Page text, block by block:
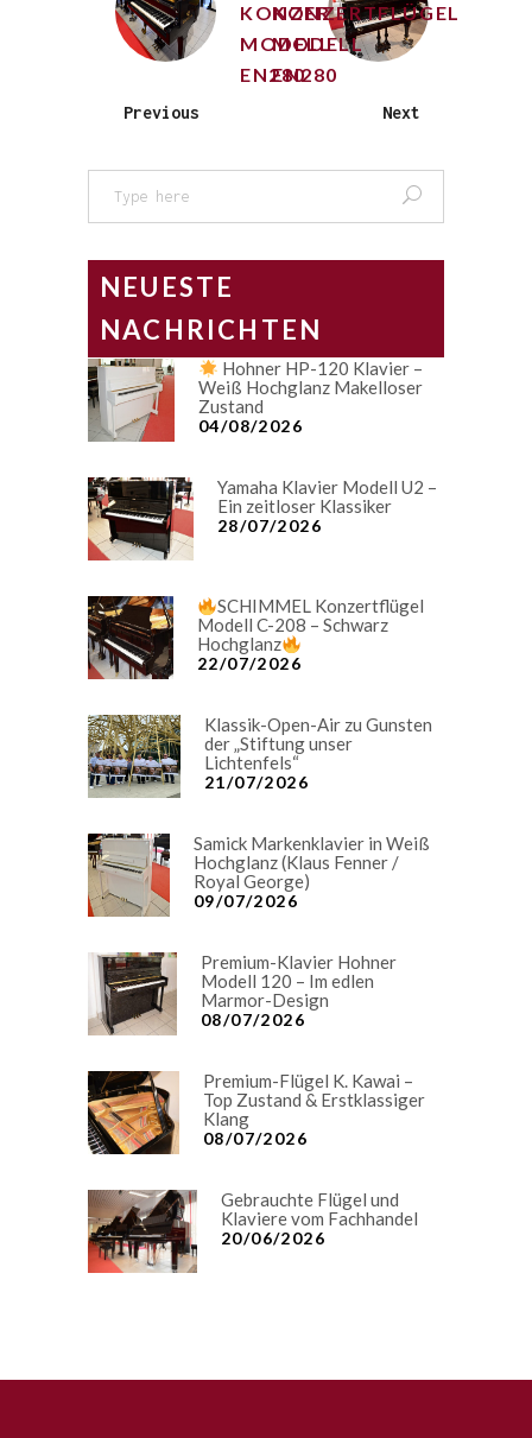
KONZERTFLÜGEL
MODELL
EN280
Previous
KONZERTFLÜGEL
MODELL
EN280
Next
NEUESTE
NACHRICHTEN
Hohner HP-120 Klavier –
Weiß Hochglanz Makelloser
Zustand
04/08/2026
Yamaha Klavier Modell U2 –
Ein zeitloser Klassiker
28/07/2026
SCHIMMEL Konzertflügel
Modell C-208 – Schwarz
Hochglanz
22/07/2026
Klassik-Open-Air zu Gunsten
der „Stiftung unser
Lichtenfels“
21/07/2026
Samick Markenklavier in Weiß
Hochglanz (Klaus Fenner /
Royal George)
09/07/2026
Premium-Klavier Hohner
Modell 120 – Im edlen
Marmor-Design
08/07/2026
Premium-Flügel K. Kawai –
Top Zustand & Erstklassiger
Klang
08/07/2026
Gebrauchte Flügel und
Klaviere vom Fachhandel
20/06/2026